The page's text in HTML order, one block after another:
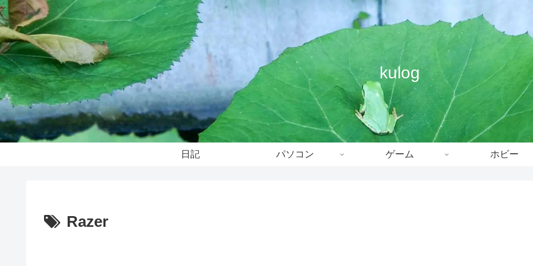
kulog
日記 パソコン ゲーム ホビー
Razer